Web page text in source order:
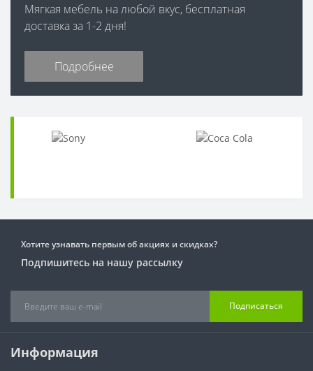
Мягкая мебель на любой вкус, бесплатная
доставка за 1-2 дня!
Подробнее
Хотите узнавать первым об акциях и скидках?
Подпишитесь на нашу рассылку
Подписаться
Информация